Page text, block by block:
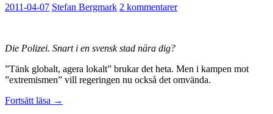
2011-04-07 Stefan Bergmark 2 kommentarer
Die Polizei. Snart i en svensk stad nära dig?
”Tänk globalt, agera lokalt” brukar det heta. Men i kampen mot
”extremismen” vill regeringen nu också det omvända.
Fortsätt läsa Ein,
→